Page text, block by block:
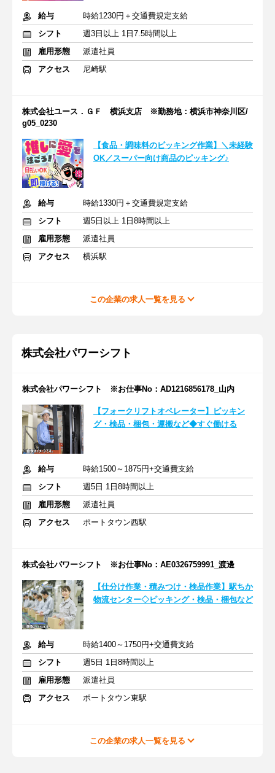
給与
時給1230円＋交通費規定支給
シフト
週3日以上 1日7.5時間以上
雇用形態
派遣社員
アクセス
尼崎駅
株式会社ユース．ＧＦ 横浜支店 ※勤務地：横浜市神奈川区/
g05_0230
【食品・調味料のピッキング作業】＼未経験
OK／スーパー向け商品のピッキング♪
給与
時給1330円＋交通費規定支給
シフト
週5日以上 1日8時間以上
雇用形態
派遣社員
アクセス
横浜駅
この企業の求人一覧を見る
株式会社パワーシフト
株式会社パワーシフト ※お仕事No：AD1216856178_山内
【フォークリフトオペレーター】ピッキン
グ・検品・梱包・運搬など◆すぐ働ける
給与
時給1500～1875円+交通費支給
シフト
週5日 1日8時間以上
雇用形態
派遣社員
アクセス
ポートタウン西駅
株式会社パワーシフト ※お仕事No：AE0326759991_渡邊
【仕分け作業・積みつけ・検品作業】駅ちか
物流センター◇ピッキング・検品・梱包など
給与
時給1400～1750円+交通費支給
シフト
週5日 1日8時間以上
雇用形態
派遣社員
アクセス
ポートタウン東駅
この企業の求人一覧を見る